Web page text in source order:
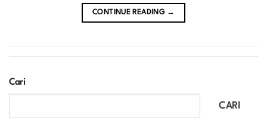
CONTINUE READING →
Cari
CARI